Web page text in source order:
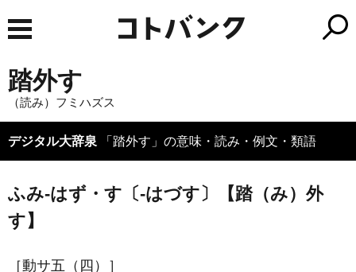
踏外す
（読み）フミハズス
デジタル大辞泉 「踏外す」の意味・読み・例文・類語
ふみ‐はず・す〔‐はづす〕【踏（み）外
す】
［動サ五（四）］